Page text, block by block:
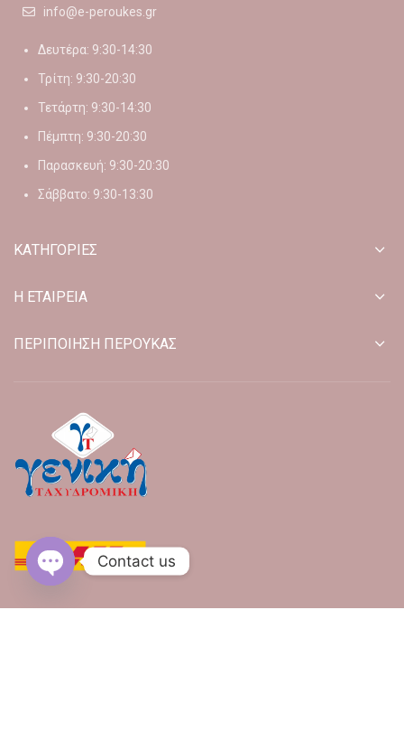
info@e-peroukes.gr
Δευτέρα: 9:30-14:30
Τρίτη: 9:30-20:30
Τετάρτη: 9:30-14:30
Πέμπτη: 9:30-20:30
Παρασκευή: 9:30-20:30
Σάββατο: 9:30-13:30
ΚΑΤΗΓΟΡΙΕΣ
Η ΕΤΑΙΡΕΙΑ
ΠΕΡΙΠΟΙΗΣΗ ΠΕΡΟΥΚΑΣ
Contact us